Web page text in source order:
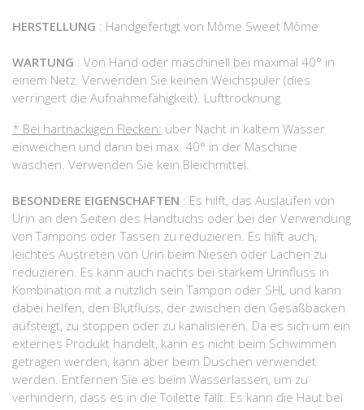
HERSTELLUNG : Handgefertigt von Môme Sweet Môme
WARTUNG : Von Hand oder maschinell bei maximal 40° in
einem Netz. Verwenden Sie keinen Weichspüler (dies
verringert die Aufnahmefähigkeit). Lufttrocknung
* Bei hartnäckigen Flecken: über Nacht in kaltem Wasser
einweichen und dann bei max. 40° in der Maschine
waschen. Verwenden Sie kein Bleichmittel.
BESONDERE EIGENSCHAFTEN : Es hilft, das Auslaufen von
Urin an den Seiten des Handtuchs oder bei der Verwendung
von Tampons oder Tassen zu reduzieren. Es hilft auch,
leichtes Austreten von Urin beim Niesen oder Lachen zu
reduzieren. Es kann auch nachts bei starkem Urinfluss in
Kombination mit a nützlich sein Tampon oder SHL und kann
dabei helfen, den Blutfluss, der zwischen den Gesäßbacken
aufsteigt, zu stoppen oder zu kanalisieren. Da es sich um ein
externes Produkt handelt, kann es nicht beim Schwimmen
getragen werden, kann aber beim Duschen verwendet
werden. Entfernen Sie es beim Wasserlassen, um zu
verhindern, dass es in die Toilette fällt. Es kann die Haut bei